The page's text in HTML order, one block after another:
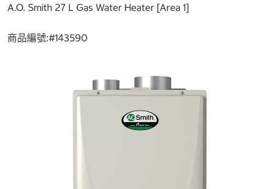
A.O. Smith 27 L Gas Water Heater [Area 1]
商品編號:#143590